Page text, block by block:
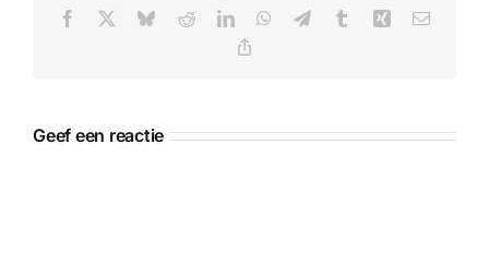
Facebook BlueskyRedditLinkedInWhatsApp
TelegramTumblr Xing E-
Geef een reactie